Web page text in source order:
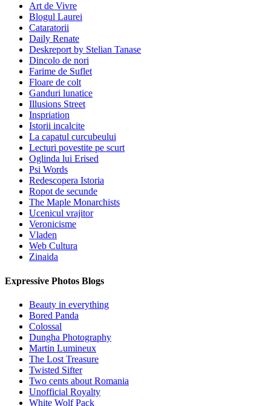
Art de Vivre
Blogul Laurei
Cataratorii
Daily Renate
Deskreport by Stelian Tanase
Dincolo de nori
Farime de Suflet
Floare de colt
Ganduri lunatice
Illusions Street
Inspriation
Istorii incalcite
La capatul curcubeului
Lecturi povestite pe scurt
Oglinda lui Erised
Psi Words
Redescopera Istoria
Ropot de secunde
The Maple Monarchists
Ucenicul vrajitor
Veronicisme
Vladen
Web Cultura
Zinaida
Expressive Photos Blogs
Beauty in everything
Bored Panda
Colossal
Dungha Photography
Martin Lumineux
The Lost Treasure
Twisted Sifter
Two cents about Romania
Unofficial Royalty
White Wolf Pack